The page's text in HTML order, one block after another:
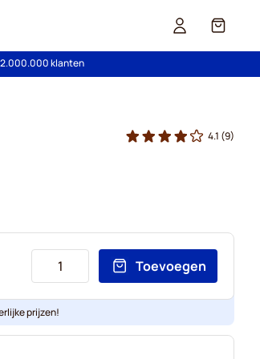
Cart
2.000.000 klanten
4.1 (9)
Toevoegen
prijzen!